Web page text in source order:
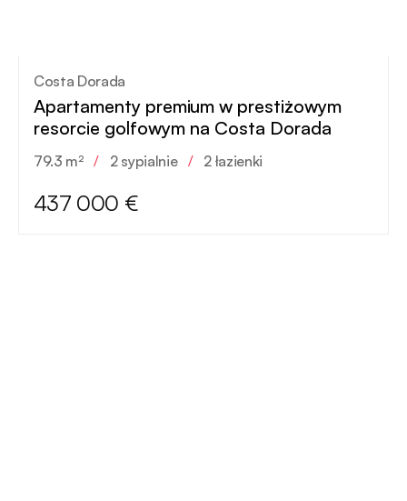
Costa Dorada
Apartamenty premium w prestiżowym
resorcie golfowym na Costa Dorada
79.3 m² / 2 sypialnie / 2 łazienki
437 000 €